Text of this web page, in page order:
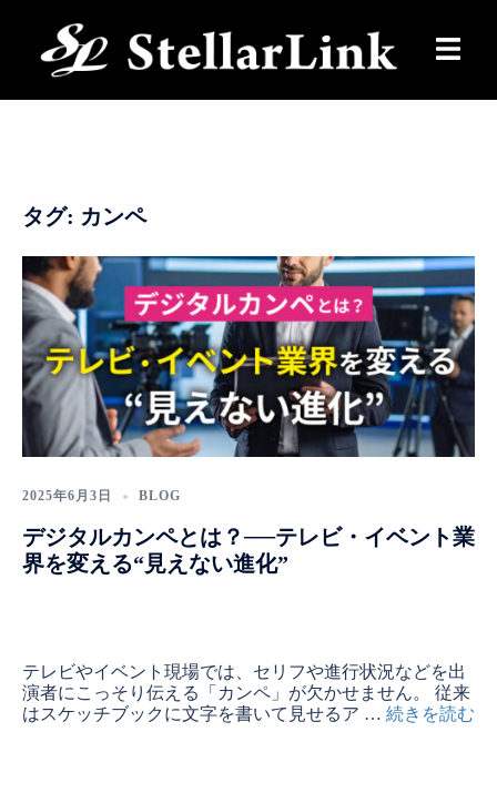
ン
タグ: カンペ
2025年6月3日 BLOG
デジタルカンペとは？──テレビ・イベント業
界を変える“見えない進化”
テレビやイベント現場では、セリフや進行状況などを出
演者にこっそり伝える「カンペ」が欠かせません。 従来
はスケッチブックに文字を書いて見せるア … 続きを読む